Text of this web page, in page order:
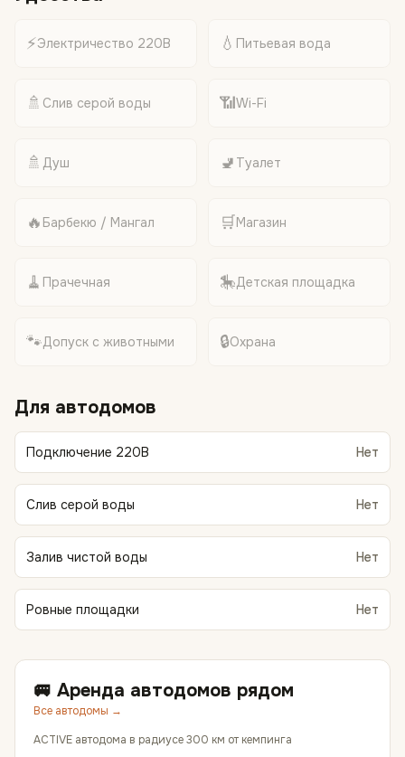
⚡Электричество 220В 💧 Питьевая вода
🚿 Слив серой воды 📶Wi-Fi
🚿 Душ 🚽 Туалет
🔥 Барбекю / Мангал 🛒Магазин
🧹 Прачечная 🎠Детская площадка
🐾Допуск с животными 🔒Охрана
Для автодомов
Подключение 220В Нет
Слив серой воды Нет
Залив чистой воды Нет
Ровные площадки Нет
🚐 Аренда автодомов рядом
Все автодомы →
ACTIVE автодома в радиусе 300 км от кемпинга